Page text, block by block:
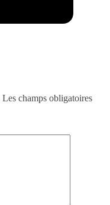
Les champs obligatoires